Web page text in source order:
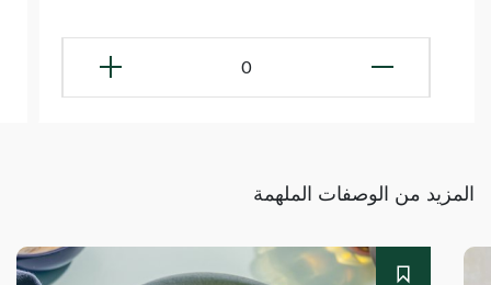
0
المزيد من الوصفات الملهمة